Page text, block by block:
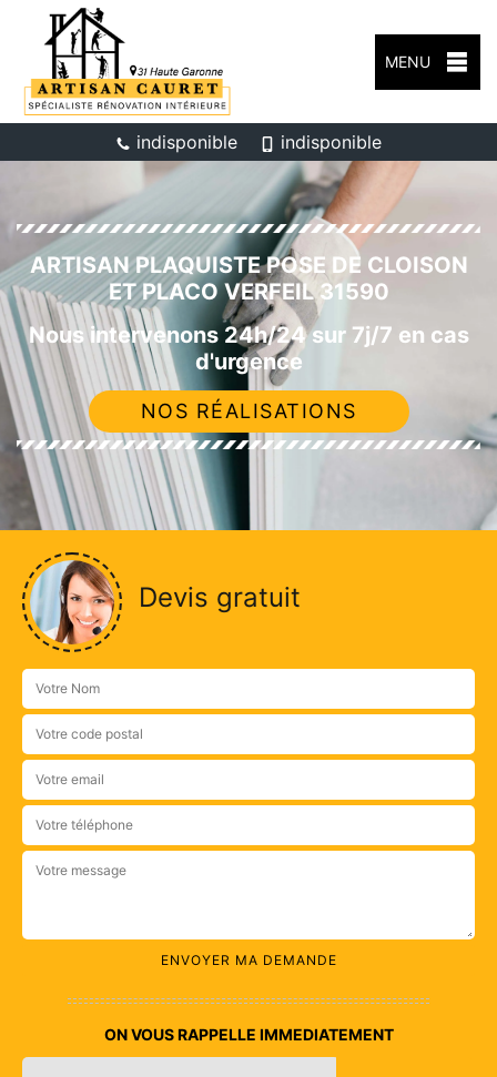
MENU
indisponible indisponible
ARTISAN PLAQUISTE POSE DE CLOISON
ET PLACO VERFEIL 31590
Nous intervenons 24h/24 sur 7j/7 en cas
d'urgence
NOS RÉALISATIONS
Devis gratuit
ON VOUS RAPPELLE IMMEDIATEMENT